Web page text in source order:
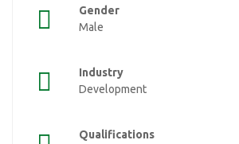
Gender
Male
Industry
Development
Qualifications